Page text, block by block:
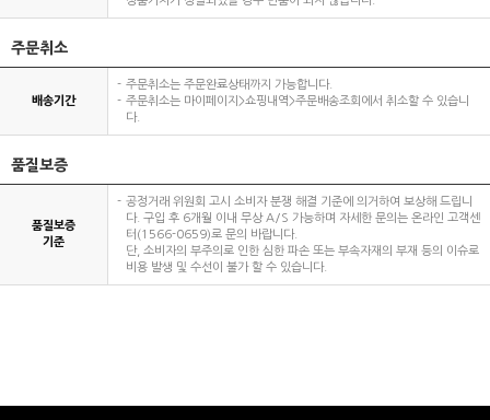
주문취소
배송기간
주문취소는 주문완료상태까지 가능합니다.
주문취소는 마이페이지>쇼핑내역>주문배송조회에서 취소할 수 있습니
다.
품질보증
품질보증
기준
공정거래 위원회 고시 소비자 분쟁 해결 기준에 의거하여 보상해 드립니
다. 구입 후 6개월 이내 무상 A/S 가능하며 자세한 문의는 온라인 고객센
터(1566-0659)로 문의 바랍니다.
단, 소비자의 부주의로 인한 심한 파손 또는 부속자재의 부재 등의 이슈로
비용 발생 및 수선이 불가 할 수 있습니다.